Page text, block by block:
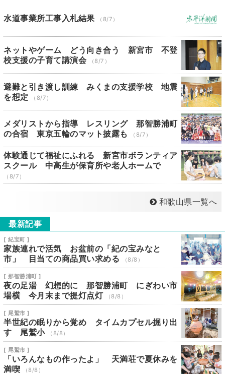
水道事業所工事入札結果 （8/7）
ネットやゲーム どう向き合う 新宮市 不登
校支援の子育て講演会
（8/7）
避難と引き渡し訓練 みくまの支援学校 地震
を想定
（8/7）
メダリストから指導 レスリング 那智勝浦町
の合宿 東京五輪のマット披露も
（8/7）
体験通じて福祉にふれる 新宮市ボランティア
スクール 中高生が保育所や老人ホームで
（8/7）
和歌山県一覧へ
最新記事
[ 紀宝町 ]
家族連れで活気 お盆前の「紀の宝みなと
市」 目当ての商品買い求める
（8/8）
[ 那智勝浦町 ]
夜の足湯 幻想的に 那智勝浦町 にぎわい市
場横 今月末まで提灯点灯
（8/8）
[ 尾鷲市 ]
半世紀の眠りから覚め タイムカプセル掘り出
す 尾鷲小
（8/8）
[ 尾鷲市 ]
「いろんなもの作ったよ」 天満荘で夏休みを
満喫
（8/8）